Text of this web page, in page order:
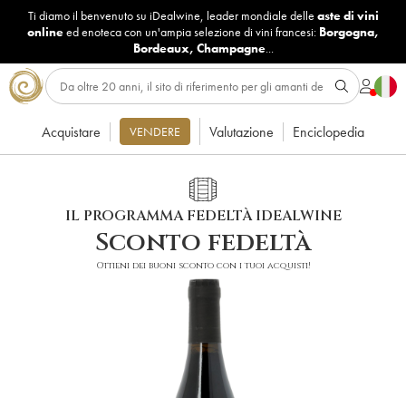
Ti diamo il benvenuto su iDealwine, leader mondiale delle aste di vini
onlineed enoteca con un'ampia selezione di vini francesi: Borgogna,
Bordeaux, Champagne...
Acquistare VENDERE Valutazione Enciclopedia
IL PROGRAMMA FEDELTÀ IDEALWINE
Sconto fedeltà
Ottieni dei buoni sconto con i tuoi acquisti!